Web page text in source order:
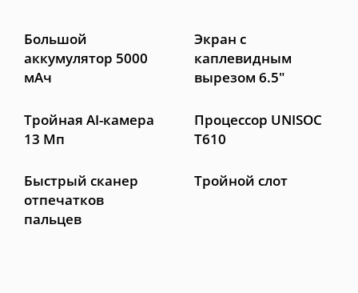
Большой
аккумулятор 5000
мАч
Экран с
каплевидным
вырезом 6.5"
Тройная AI-камера
13 Мп
Процессор UNISOC
T610
Быстрый сканер
отпечатков
пальцев
Тройной слот